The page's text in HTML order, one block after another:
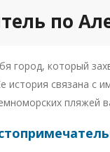
по
город, который
история связана с
пляжей